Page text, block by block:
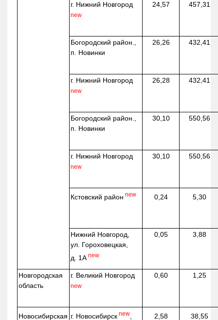
г. Нижний Новгород
new
24,57 457,31
Богородский район.,
п. Новинки
26,26 432,41
г. Нижний Новгород
new
26,28 432,41
Богородский район.,
п. Новинки
30,10 550,56
г. Нижний Новгород
new
30,10 550,56
Кстовский район new 0,24 5,30
Нижний Новгород,
ул. Гороховецкая,
д. 1А new
0,05 3,88
Новгородская
область
г. Великий Новгород
new
0,60 1,25
Новосибирская г. Новосибирск new 2,58 38,55